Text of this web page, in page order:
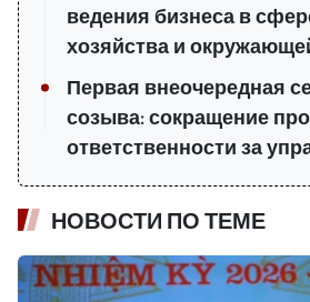
ведения бизнеса в
хозяйства и
Первая внеочередная
созыва: сокращение
ответственности за
НОВОСТИ ПО ТЕМЕ